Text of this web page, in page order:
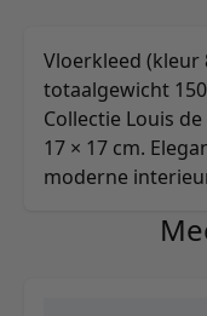
Vloerkleed (kleur
totaalgewicht
Collectie Louis
17 × 17 cm.
moderne